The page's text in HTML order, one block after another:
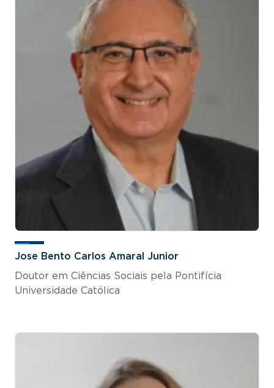
Jose Bento Carlos Amaral Junior
Doutor em Ciências Sociais pela Pontifícia
Universidade Católica